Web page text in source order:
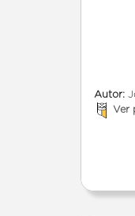
Autor:
Ver